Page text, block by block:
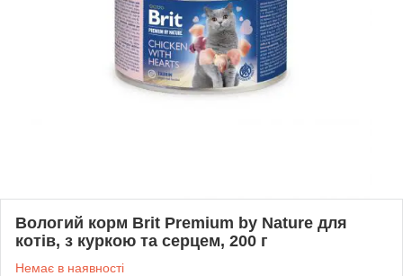
Вологий корм Brit Premium by Nature для
котів, з куркою та серцем, 200 г
Немає в наявності